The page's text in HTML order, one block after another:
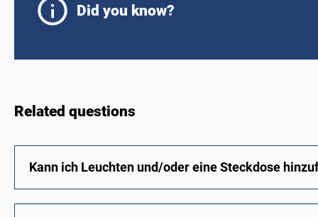
Did you know?
Related questions
Kann ich Leuchten und/oder eine Steckdose